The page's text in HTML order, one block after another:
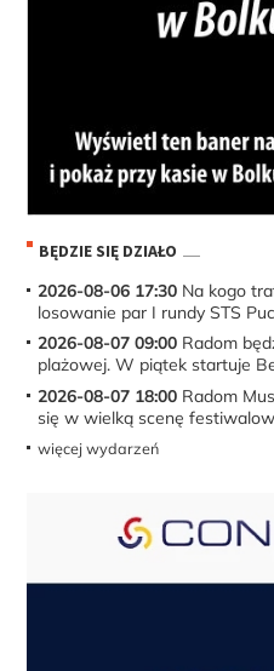
BĘDZIE SIĘ DZIAŁO
2026-08-06 17:30 Na kogo
losowanie par I rundy STS
2026-08-07 09:00 Radom
plażowej. W piątek startuje
2026-08-07 18:00 Radom
się w wielką scenę
więcej wydarzeń